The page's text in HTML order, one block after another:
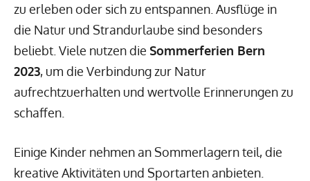
zu erleben oder sich zu entspannen. Ausflüge in
die Natur und Strandurlaube sind besonders
beliebt. Viele nutzen die Sommerferien Bern
2023, um die Verbindung zur Natur
aufrechtzuerhalten und wertvolle Erinnerungen zu
schaffen.
Einige Kinder nehmen an Sommerlagern teil, die
kreative Aktivitäten und Sportarten anbieten.